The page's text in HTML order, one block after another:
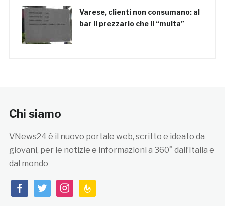
Varese, clienti non consumano: al
bar il prezzario che li “multa”
Chi siamo
VNews24 è il nuovo portale web, scritto e ideato da
giovani, per le notizie e informazioni a 360° dall’Italia e
dal mondo
facebooktwitterinstagramfeedburner